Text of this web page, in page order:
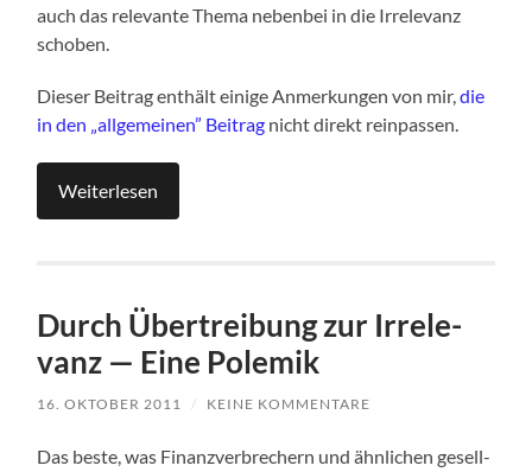
auch das rele­van­te The­ma neben­bei in die Irrele­vanz
schoben.
Die­ser Bei­trag ent­hält eini­ge Anmer­kun­gen von mir,die
in den „all­ge­mei­nen” Bei­trag nicht direkt reinpassen.
Wei­ter­le­sen
Durch Über­trei­bung zur Irrele­
vanz — Eine Polemik
16. OKTOBER 2011 / KEINE KOMMENTARE
Das bes­te, was Finanz­ver­bre­chern und ähn­li­chen gesell­